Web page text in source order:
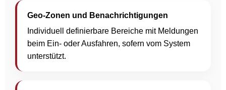
Geo-Zonen und Benachrichtigungen
Individuell definierbare Bereiche mit Meldungen
beim Ein- oder Ausfahren, sofern vom System
unterstützt.